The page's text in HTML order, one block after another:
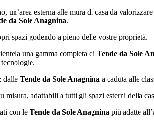
un’area esterna alle mura di casa da
da Sole Anagnina.
spazi godendo a pieno delle vostre proprietà.
una gamma completa di Tende da Sole
dalle Tende da Sole Anagnina a caduta alle
adattabili a tutti gli spazi esterni della
con le Tende da Sole Anagnina più adatte